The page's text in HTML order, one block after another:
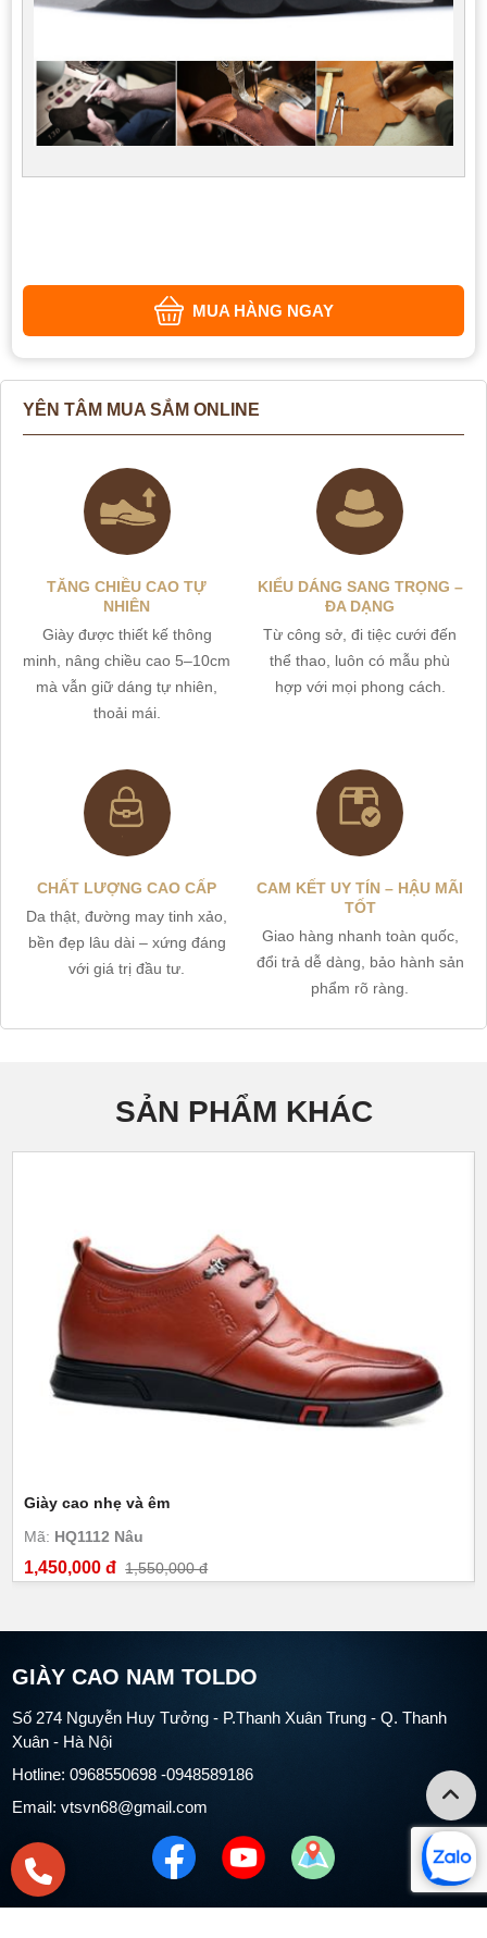
MUA HÀNG NGAY
YÊN TÂM MUA SẮM ONLINE
TĂNG CHIỀU CAO TỰ
NHIÊN
Giày được thiết kế thông
minh, nâng chiều cao 5–10cm
mà vẫn giữ dáng tự nhiên,
thoải mái.
KIỂU DÁNG SANG TRỌNG –
ĐA DẠNG
Từ công sở, đi tiệc cưới đến
thể thao, luôn có mẫu phù
hợp với mọi phong cách.
CHẤT LƯỢNG CAO CẤP
Da thật, đường may tinh xảo,
bền đẹp lâu dài – xứng đáng
với giá trị đầu tư.
CAM KẾT UY TÍN – HẬU MÃI
TỐT
Giao hàng nhanh toàn quốc,
đổi trả dễ dàng, bảo hành sản
phẩm rõ ràng.
SẢN PHẨM KHÁC
Giày cao nhẹ và êm
Mã: HQ1112 Nâu
1,450,000 đ 1,550,000 đ
GIÀY CAO NAM TOLDO
Số 274 Nguyễn Huy Tưởng - P.Thanh Xuân Trung - Q. Thanh
Xuân - Hà Nội
Hotline: 0968550698 -0948589186
Email: vtsvn68@gmail.com